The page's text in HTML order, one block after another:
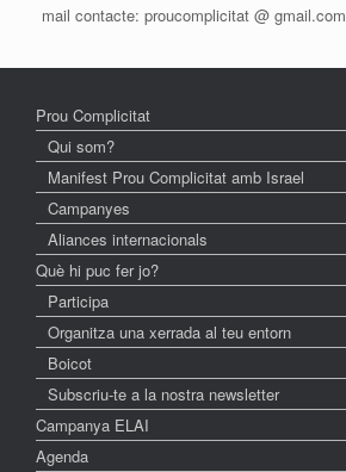
mail contacte: proucomplicitat @ gmail.com
Prou Complicitat
Qui som?
Manifest Prou Complicitat amb Israel
Campanyes
Aliances internacionals
Què hi puc fer jo?
Participa
Organitza una xerrada al teu entorn
Boicot
Subscriu-te a la nostra newsletter
Campanya ELAI
Agenda